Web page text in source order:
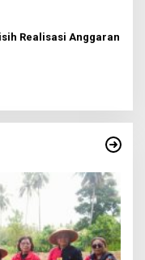
Realisasi Anggaran